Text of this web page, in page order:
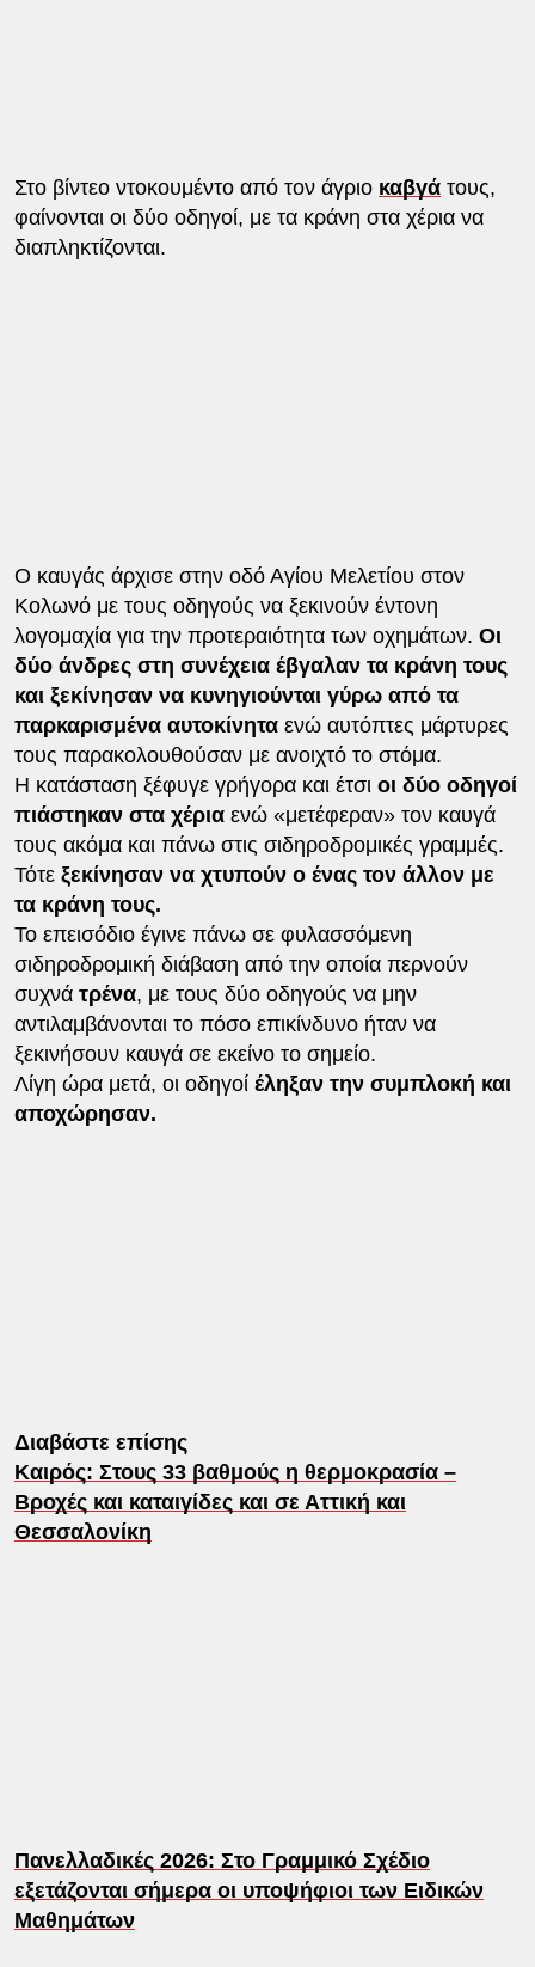
Στο βίντεο ντοκουμέντο από τον άγριο καβγάτους,
φαίνονται οι δύο οδηγοί, με τα κράνη στα χέρια να
διαπληκτίζονται.
Ο καυγάς άρχισε στην οδό Αγίου Μελετίου στον
Κολωνό με τους οδηγούς να ξεκινούν έντονη
λογομαχία για την προτεραιότητα των οχημάτων. Οι
δύο άνδρες στη συνέχεια έβγαλαν τα κράνη τους
και ξεκίνησαν να κυνηγιούνται γύρω από τα
παρκαρισμένα αυτοκίνηταενώ αυτόπτες μάρτυρες
τους παρακολουθούσαν με ανοιχτό το στόμα.
Η κατάσταση ξέφυγε γρήγορα και έτσι οι δύο οδηγοί
πιάστηκαν στα χέριαενώ «μετέφεραν» τον καυγά
τους ακόμα και πάνω στις σιδηροδρομικές γραμμές.
Τότεξεκίνησαν να χτυπούν ο ένας τον άλλον με
τα κράνη τους.
Το επεισόδιο έγινε πάνω σε φυλασσόμενη
σιδηροδρομική διάβαση από την οποία περνούν
συχνά τρένα, με τους δύο οδηγούς να μην
αντιλαμβάνονται το πόσο επικίνδυνο ήταν να
ξεκινήσουν καυγά σε εκείνο το σημείο.
Λίγη ώρα μετά, οι οδηγοί έληξαν την συμπλοκή και
αποχώρησαν.
Διαβάστε επίσης
Καιρός: Στους 33 βαθμούς η θερμοκρασία –
Βροχές και καταιγίδες και σε Αττική και
Θεσσαλονίκη
Πανελλαδικές 2026: Στο Γραμμικό Σχέδιο
εξετάζονται σήμερα οι υποψήφιοι των Ειδικών
Μαθημάτων